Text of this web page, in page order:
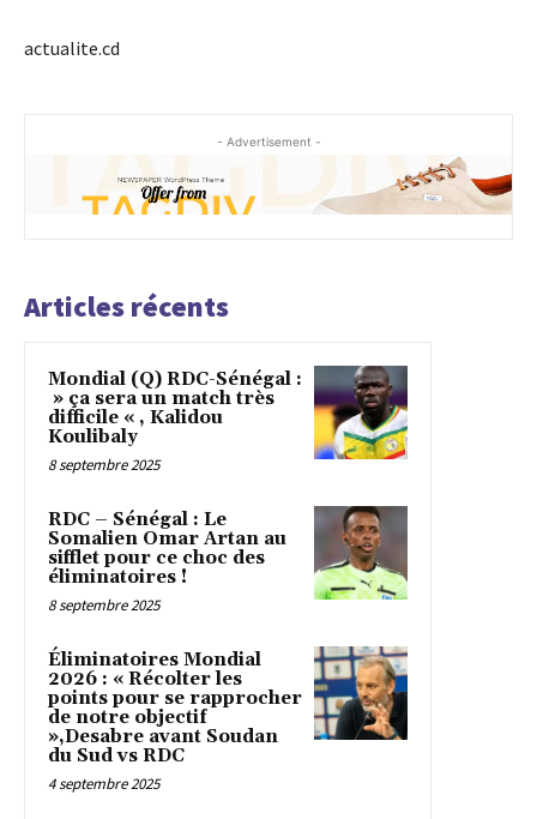
actualite.cd
- Advertisement -
Articles récents
Mondial (Q) RDC-Sénégal :
» ça sera un match très
difficile « , Kalidou
Koulibaly
8 septembre 2025
RDC – Sénégal : Le
Somalien Omar Artan au
sifflet pour ce choc des
éliminatoires !
8 septembre 2025
Éliminatoires Mondial
2026 : « Récolter les
points pour se rapprocher
de notre objectif
»,Desabre avant Soudan
du Sud vs RDC
4 septembre 2025